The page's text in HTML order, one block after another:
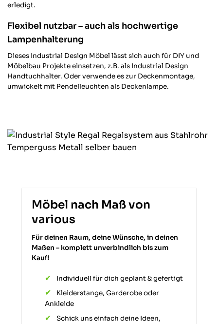
erledigt.
Flexibel nutzbar – auch als hochwertige
Lampenhalterung
Dieses Industrial Design Möbel lässt sich auch für DIY und
Möbelbau Projekte einsetzen, z.B. als Industrial Design
Handtuchhalter. Oder verwende es zur Deckenmontage,
umwickelt mit Pendelleuchten als Deckenlampe.
Möbel nach Maß von
various
Für deinen Raum, deine Wünsche, in deinen
Maßen – komplett unverbindlich bis zum
Kauf!
Individuell für dich geplant & gefertigt
Kleiderstange, Garderobe oder
Ankleide
Schick uns einfach deine Ideen,